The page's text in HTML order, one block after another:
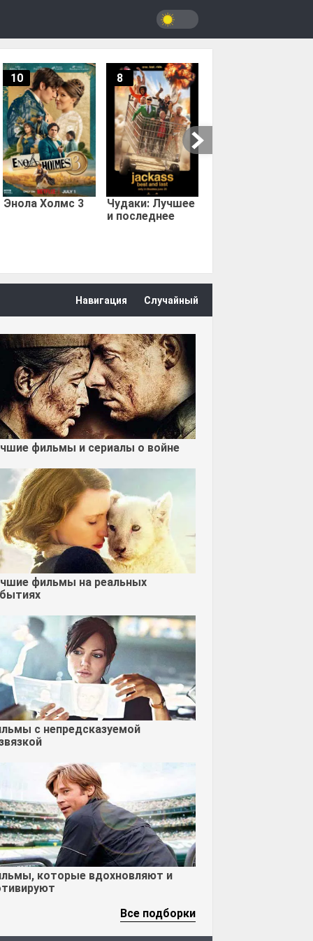
Энола Холмс 3
10
Чудаки: Лучшее
и последнее
8
Навигация Случайный
фильмы и сериалы о войне
фильмы на реальных
с непредсказуемой
которые вдохновляют и
Все подборки